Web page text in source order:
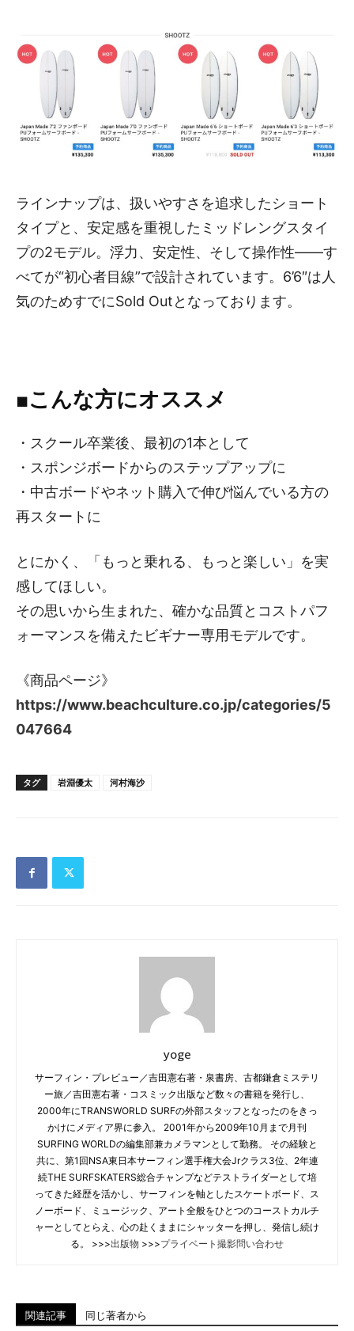
ラインナップは、扱いやすさを追求したショート
タイプと、安定感を重視したミッドレングスタイ
プの2モデル。浮力、安定性、そして操作性——す
べてが“初心者目線”で設計されています。6’6″は人
気のためすでにSold Outとなっております。
■こんな方にオススメ
・スクール卒業後、最初の1本として
・スポンジボードからのステップアップに
・中古ボードやネット購入で伸び悩んでいる方の
再スタートに
とにかく、「もっと乗れる、もっと楽しい」を実
感してほしい。
その思いから生まれた、確かな品質とコストパフ
ォーマンスを備えたビギナー専用モデルです。
《商品ページ》
https://www.beachculture.co.jp/categories/5
047664
タグ 岩淵優太 河村海沙
yoge
サーフィン・プレビュー／吉田憲右著・泉書房、古都鎌倉ミステリ
ー旅／吉田憲右著・コスミック出版など数々の書籍を発行し、
2000年にTRANSWORLD SURFの外部スタッフとなったのをきっ
かけにメディア界に参入。 2001年から2009年10月まで月刊
SURFING WORLDの編集部兼カメラマンとして勤務。 その経験と
共に、第1回NSA東日本サーフィン選手権大会Jrクラス3位、2年連
続THE SURFSKATERS総合チャンプなどテストライダーとして培
ってきた経歴を活かし、サーフィンを軸としたスケートボード、ス
ノーボード、ミュージック、アート全般をひとつのコーストカルチ
ャーとしてとらえ、心の赴くままにシャッターを押し、発信し続け
る。 >>>出版物 >>>プライベート撮影問い合わせ
関連記事 同じ著者から